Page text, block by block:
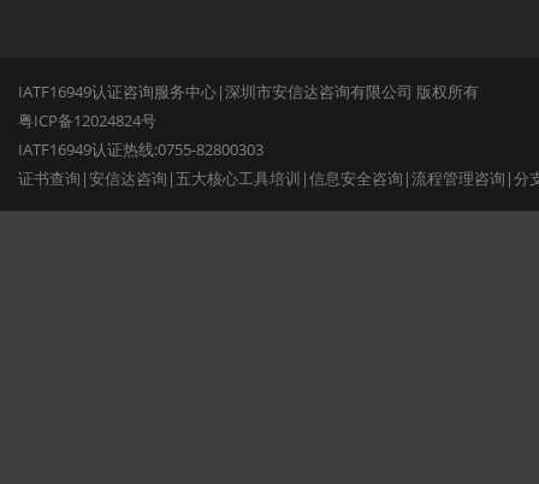
IATF16949认证咨询服务中心|深圳市安信达咨询有限公司 版权所有
粤ICP备12024824号
IATF16949认证热线:0755-82800303
证书查询 |安信达咨询 | 五大核心工具培训 |信息安全咨询 |流程管理咨询 |分